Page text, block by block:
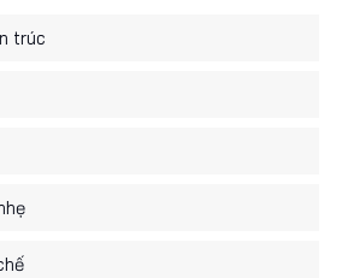
trúc